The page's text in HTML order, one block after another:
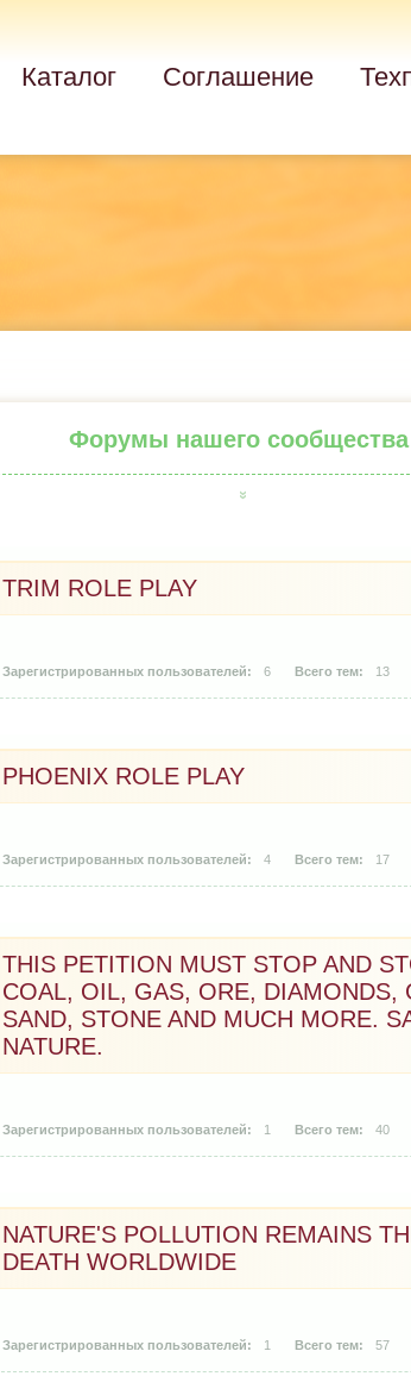
Каталог Соглашение
Форумы нашего сообщества
TRIM ROLE PLAY
6 13
PHOENIX ROLE PLAY
4 17
THIS PETITION MUST STOP AND
COAL, OIL, GAS, ORE, DIAMONDS,
SAND, STONE AND MUCH MORE.
NATURE.
1 40
NATURE'S POLLUTION REMAINS
DEATH WORLDWIDE
1 57